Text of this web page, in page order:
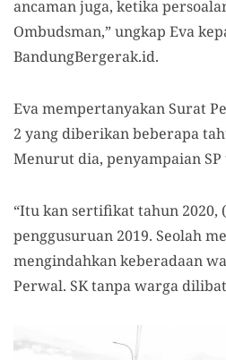
ancaman juga, ketika
Ombudsman,” ungkap Eva
BandungBergerak.id.
Eva mempertanyakan Surat
2 yang diberikan beberapa
Menurut dia, penyampaian
“Itu kan sertifikat tahun 2020,
penggusuruan 2019. Seolah
mengindahkan keberadaan
Perwal. SK tanpa warga